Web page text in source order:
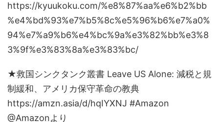
https://kyuukoku.com/%e8%87%aa%e6%b2%bb
%e4%bd%93%e7%b5%8c%e5%96%b6%e7%a0%
94%e7%a9%b6%e4%bc%9a%e3%82%bb%e3%8
3%9f%e3%83%8a%e3%83%bc/
★救国シンクタンク叢書 Leave US Alone: 減税と規
制緩和、アメリカ保守革命の教典
https://amzn.asia/d/hqIYXNJ #Amazon
@Amazonより